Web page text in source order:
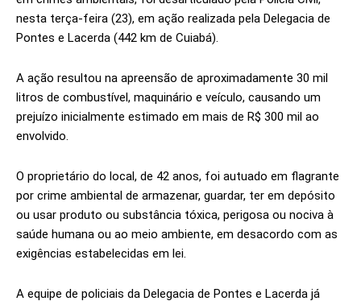
nesta terça-feira (23), em ação realizada pela Delegacia de
Pontes e Lacerda (442 km de Cuiabá).
A ação resultou na apreensão de aproximadamente 30 mil
litros de combustível, maquinário e veículo, causando um
prejuízo inicialmente estimado em mais de R$ 300 mil ao
envolvido.
O proprietário do local, de 42 anos, foi autuado em flagrante
por crime ambiental de armazenar, guardar, ter em depósito
ou usar produto ou substância tóxica, perigosa ou nociva à
saúde humana ou ao meio ambiente, em desacordo com as
exigências estabelecidas em lei.
A equipe de policiais da Delegacia de Pontes e Lacerda já